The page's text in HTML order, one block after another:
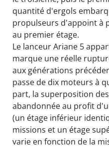
quantité d'ergols
propulseurs d'appoint à
au premier étage.
Le lanceur Ariane 5
marque une réelle
aux générations
passe de dix moteurs à
part, la superposition
abandonnée au profit
(un étage inférieur
missions et un étage
varie en fonction de la